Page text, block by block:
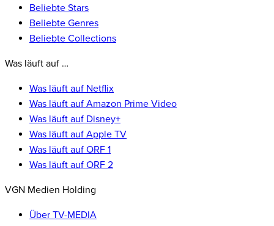
Beliebte Stars
Beliebte Genres
Beliebte Collections
Was läuft auf …
Was läuft auf Netflix
Was läuft auf Amazon Prime Video
Was läuft auf Disney+
Was läuft auf Apple TV
Was läuft auf ORF 1
Was läuft auf ORF 2
VGN Medien Holding
Über TV-MEDIA